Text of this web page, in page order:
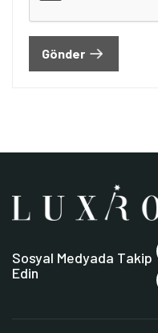
Gönder
Sosyal Medyada Takip
Edin